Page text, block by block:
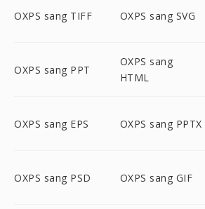
OXPS sang TIFF OXPS sang SVG
OXPS sang PPT
OXPS sang
HTML
OXPS sang EPS OXPS sang PPTX
OXPS sang PSD OXPS sang GIF